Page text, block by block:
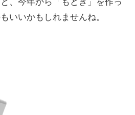
いいかもしれませんね。